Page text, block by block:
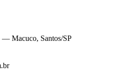
— Macuco, Santos/SP